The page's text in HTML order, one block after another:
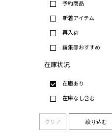
予約商品
新着アイテム
再入荷
編集部おすすめ
在庫状況
在庫あり
在庫なし含む
クリア 絞り込む